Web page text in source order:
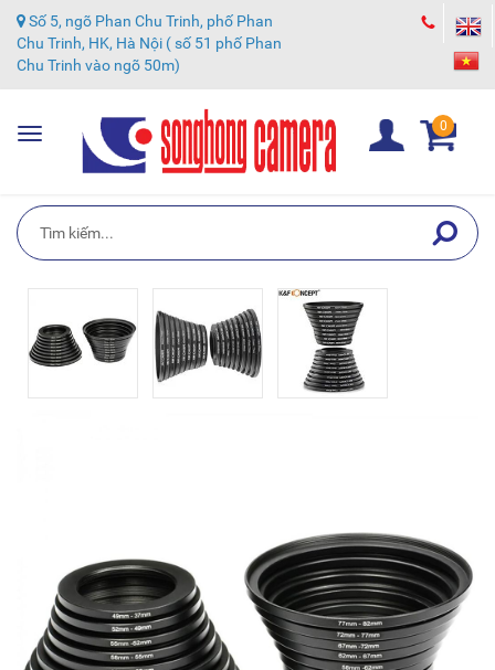
Số 5, ngõ Phan Chu Trinh, phố Phan
Chu Trinh, HK, Hà Nội ( số 51 phố Phan
Chu Trinh vào ngõ 50m)
Toggle
navigation
0